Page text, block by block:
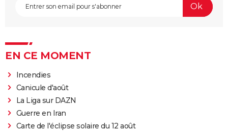
EN CE MOMENT
Incendies
Canicule d'août
La Liga sur DAZN
Guerre en Iran
Carte de l'éclipse solaire du 12 août